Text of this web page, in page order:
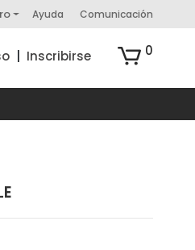
Ayuda Comunicación
Inscribirse 0